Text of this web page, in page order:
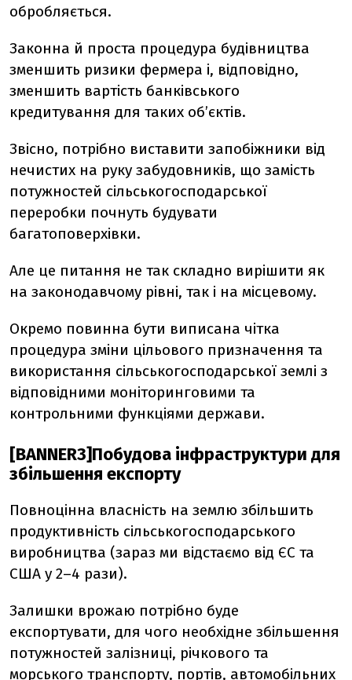
обробляється.
Законна й проста процедура будівництва
зменшить ризики фермера і, відповідно,
зменшить вартість банківського
кредитування для таких об’єктів.
Звісно, потрібно виставити запобіжники від
нечистих на руку забудовників, що замість
потужностей сільськогосподарської
переробки почнуть будувати
багатоповерхівки.
Але це питання не так складно вирішити як
на законодавчому рівні, так і на місцевому.
Окремо повинна бути виписана чітка
процедура зміни цільового призначення та
використання сільськогосподарської землі з
відповідними моніторинговими та
контрольними функціями держави.
[BANNER3]Побудова інфраструктури для
збільшення експорту
Повноцінна власність на землю збільшить
продуктивність сільськогосподарського
виробництва (зараз ми відстаємо від ЄС та
США у 2–4 рази).
Залишки врожаю потрібно буде
експортувати, для чого необхідне збільшення
потужностей залізниці, річкового та
морського транспорту, портів, автомобільних